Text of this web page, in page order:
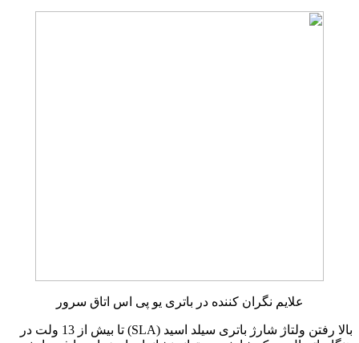
علایم نگران کننده در باتری یو پی اس اتاق سرور
بالا رفتن ولتاژ شارژ باتری سیلد اسید (SLA) تا بیش از 13 ولت در